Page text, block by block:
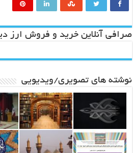
صرافی آنلاین خرید و فروش ارز
نوشته های تصویری/ویدیویی